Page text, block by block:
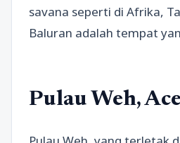
savana seperti di Afrika,
Baluran adalah tempat
Pulau Weh,